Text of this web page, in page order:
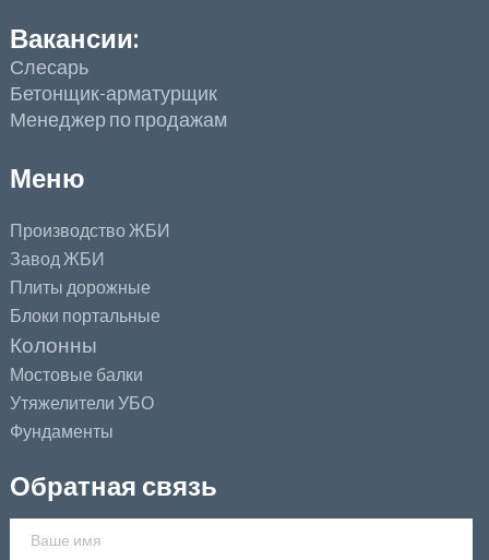
Вакансии:
Слесарь
Бетонщик-арматурщик
Менеджер по продажам
Меню
Производство ЖБИ
Завод ЖБИ
Плиты дорожные
Блоки портальные
Колонны
Мостовые балки
Утяжелители УБО
Фундаменты
Обратная связь